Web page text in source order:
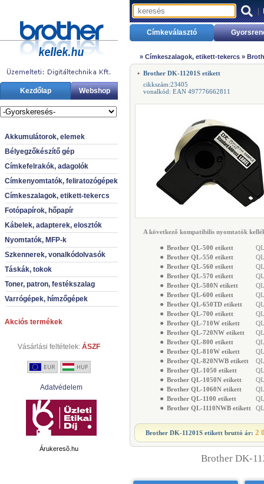
Kezdőlap Webshop
Akkumulátorok, elemek
Bélyegzőkészítő gép
Címkefelrakók, adagolók
Címkenyomtatók, feliratozógépek
Címkeszalagok, etikett-tekercs
Fotópapírok, hőpapír
Kábelek, adapterek, elosztók
Nyomtatók, MFP-k
Szkennerek, vonalkódolvasók
Táskák, tokok
Toner, patron, festékszalag
Varrógépek, hímzőgépek
Akciós termékek
Vásárlási feltételek: ÁSZF
Adatvédelem
Árukeresõ.hu
|
Címkeválasztó
» Címkeszalagok, etikett-tekercs »
Brother DK-11201S etikett
cikkszám:23405
vonalkód: EAN 497776662811
A következő kompatibilis nyomtatók
● Brother QL-500 etikett
● Brother QL-550 etikett
● Brother QL-560 etikett
● Brother QL-570 etikett
● Brother QL-580N etikett
● Brother QL-600 etikett
● Brother QL-650TD etikett
● Brother QL-700 etikett
● Brother QL-710W etikett
● Brother QL-720NW etikett
● Brother QL-800 etikett
● Brother QL-810W etikett
● Brother QL-820NWB etikett
● Brother QL-1050 etikett
● Brother QL-1050N etikett
● Brother QL-1060N etikett
● Brother QL-1100 etikett
● Brother QL-1110NWB etikett
Brother DK-11201S etikett bruttó ár: 2
Brother DK-